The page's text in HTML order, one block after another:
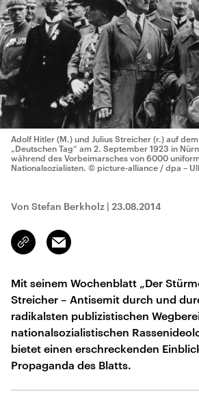
Adolf Hitler (M.) und Julius Streicher (r.) auf dem
„Deutschen Tag“ am 2. September 1923 in
während des Vorbeimarsches von 6000
Nationalsozialisten. © picture-alliance / dpa –
Von Stefan Berkholz | 23.08.2014
Link
kopieren/teilen
Email
Mit seinem Wochenblatt „Der
Streicher – Antisemit durch und
radikalsten publizistischen
nationalsozialistischen
bietet einen erschreckenden
Propaganda des Blatts.